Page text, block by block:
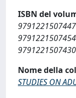
ISBN del
9791221507447
9791221507454
9791221507430
Nome della
STUDIES ON